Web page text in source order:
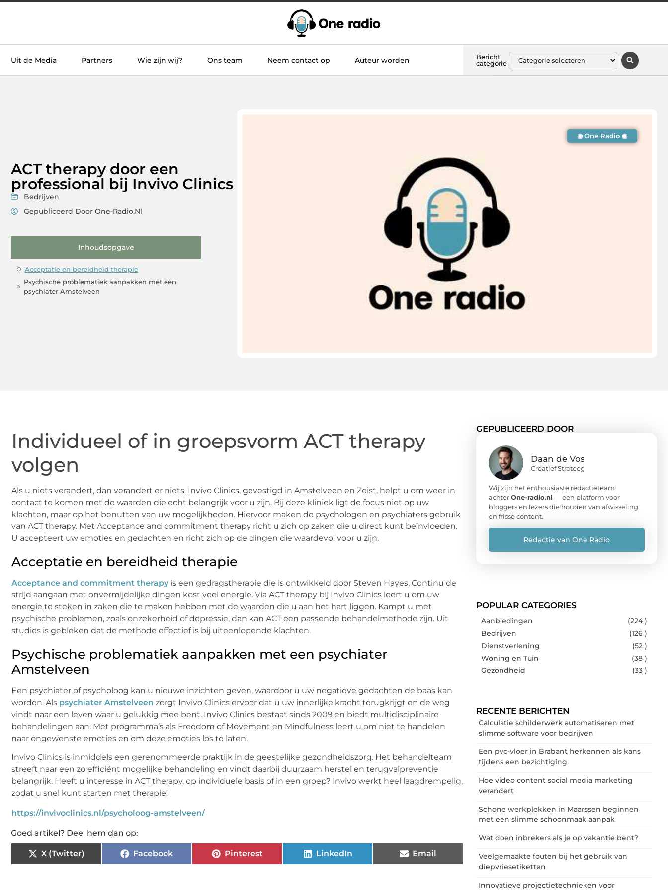
Uit de Media Partners Wie zijn wij? Ons team Neem contact op Auteur worden
Bericht
categorie
ACT therapy door een
professional bij Invivo Clinics
Bedrijven
Gepubliceerd Door One-Radio.nl
Inhoudsopgave
Acceptatie en bereidheid therapie
Psychische problematiek aanpakken met een
psychiater Amstelveen
◉ One Radio ◉
Individueel of in groepsvorm ACT therapy
volgen
Als u niets verandert, dan verandert er niets. Invivo Clinics, gevestigd in Amstelveen en Zeist, helpt u om weer in
contact te komen met de waarden die echt belangrijk voor u zijn. Bij deze kliniek ligt de focus niet op uw
klachten, maar op het benutten van uw mogelijkheden. Hiervoor maken de psychologen en psychiaters gebruik
van ACT therapy. Met Acceptance and commitment therapy richt u zich op zaken die u direct kunt beïnvloeden.
U accepteert uw emoties en gedachten en richt zich op de dingen die waardevol voor u zijn.
Acceptatie en bereidheid therapie
Acceptance and commitment therapy is een gedragstherapie die is ontwikkeld door Steven Hayes. Continu de
strijd aangaan met onvermijdelijke dingen kost veel energie. Via ACT therapy bij Invivo Clinics leert u om uw
energie te steken in zaken die te maken hebben met de waarden die u aan het hart liggen. Kampt u met
psychische problemen, zoals onzekerheid of depressie, dan kan ACT een passende behandelmethode zijn. Uit
studies is gebleken dat de methode effectief is bij uiteenlopende klachten.
Psychische problematiek aanpakken met een psychiater
Amstelveen
Een psychiater of psycholoog kan u nieuwe inzichten geven, waardoor u uw negatieve gedachten de baas kan
worden. Als psychiater Amstelveen zorgt Invivo Clinics ervoor dat u uw innerlijke kracht terugkrijgt en de weg
vindt naar een leven waar u gelukkig mee bent. Invivo Clinics bestaat sinds 2009 en biedt multidisciplinaire
behandelingen aan. Met programma’s als Freedom of Movement en Mindfulness leert u om niet te handelen
naar ongewenste emoties en om deze emoties los te laten.
Invivo Clinics is inmiddels een gerenommeerde praktijk in de geestelijke gezondheidszorg. Het behandelteam
streeft naar een zo efficiënt mogelijke behandeling en vindt daarbij duurzaam herstel en terugvalpreventie
belangrijk. Heeft u interesse in ACT therapy, op individuele basis of in een groep? Invivo werkt heel laagdrempelig,
zodat u snel kunt starten met therapie!
https://invivoclinics.nl/psycholoog-amstelveen/
Goed artikel? Deel hem dan op:
X (Twitter) Facebook Pinterest LinkedIn Email
GEPUBLICEERD DOOR
Daan de Vos
Creatief Strateeg
Wij zijn het enthousiaste redactieteam
achterOne-radio.nl — een platform voor
bloggers en lezers die houden van afwisseling
en frisse content.
Redactie van One Radio
POPULAR CATEGORIES
Aanbiedingen
(224 )
Bedrijven
(126 )
Dienstverlening
(52 )
Woning en Tuin
(38 )
Gezondheid
(33 )
RECENTE BERICHTEN
Calculatie schilderwerk automatiseren met
slimme software voor bedrijven
Een pvc-vloer in Brabant herkennen als kans
tijdens een bezichtiging
Hoe video content social media marketing
verandert
Schone werkplekken in Maarssen beginnen
met een slimme schoonmaak aanpak
Wat doen inbrekers als je op vakantie bent?
Veelgemaakte fouten bij het gebruik van
diepvriesetiketten
Innovatieve projectietechnieken voor